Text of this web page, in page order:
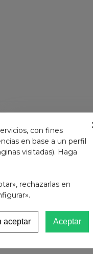
con fines
en base a un perfil
visitadas). Haga
rechazarlas en
Aceptar
aceptar